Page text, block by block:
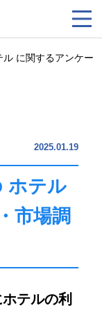
ル に関するアンケー
2025.01.19
ホテル
市場調
テルの利